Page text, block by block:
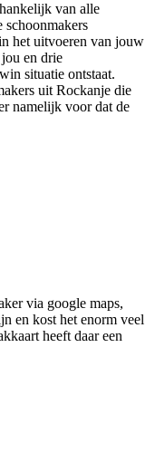
van alle
het uitvoeren van jouw
en drie
situatie ontstaat.
uit Rockanje die
namelijk voor dat de
via google maps,
en kost het enorm veel
heeft daar een